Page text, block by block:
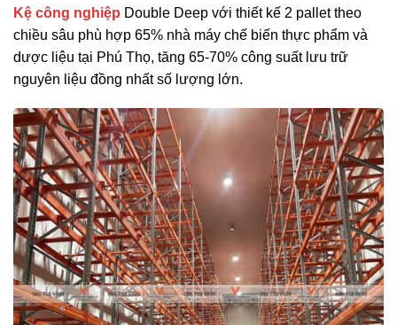
Kệ công nghiệp Double Deep với thiết kế 2 pallet theo
chiều sâu phù hợp 65% nhà máy chế biến thực phẩm và
dược liệu tại Phú Thọ, tăng 65-70% công suất lưu trữ
nguyên liệu đồng nhất số lượng lớn.